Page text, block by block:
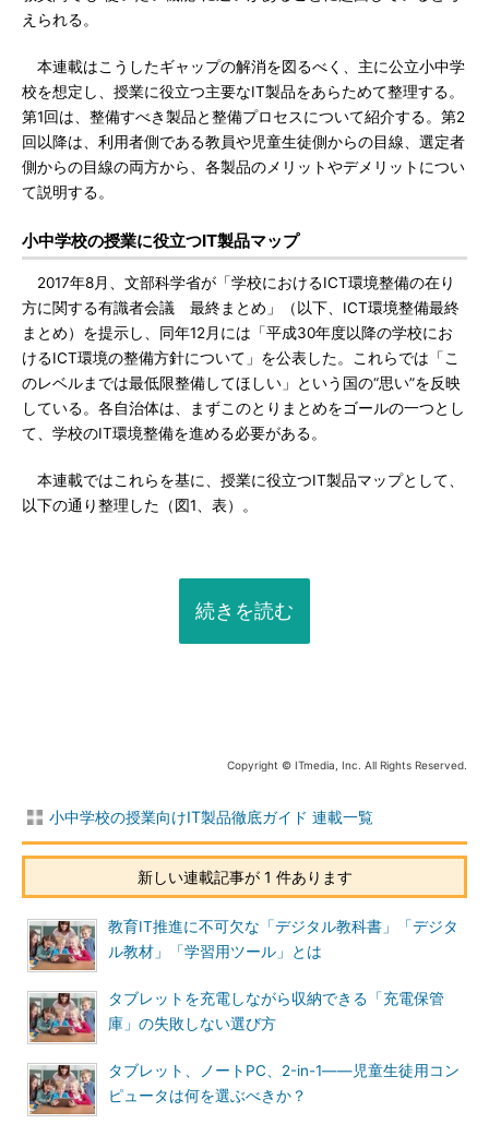
えられる。
本連載はこうしたギャップの解消を図るべく、主に公立小中学
校を想定し、授業に役立つ主要なIT製品をあらためて整理する。
第1回は、整備すべき製品と整備プロセスについて紹介する。第2
回以降は、利用者側である教員や児童生徒側からの目線、選定者
側からの目線の両方から、各製品のメリットやデメリットについ
て説明する。
小中学校の授業に役立つIT製品マップ
2017年8月、文部科学省が「学校におけるICT環境整備の在り
方に関する有識者会議 最終まとめ」（以下、ICT環境整備最終
まとめ）を提示し、同年12月には「平成30年度以降の学校にお
けるICT環境の整備方針について」を公表した。これらでは「こ
のレベルまでは最低限整備してほしい」という国の“思い”を反映
している。各自治体は、まずこのとりまとめをゴールの一つとし
て、学校のIT環境整備を進める必要がある。
本連載ではこれらを基に、授業に役立つIT製品マップとして、
以下の通り整理した（図1、表）。
続きを読む
Copyright © ITmedia, Inc. All Rights Reserved.
小中学校の授業向けIT製品徹底ガイド 連載一覧
新しい連載記事が 1 件あります
教育IT推進に不可欠な「デジタル教科書」「デジタ
ル教材」「学習用ツール」とは
タブレットを充電しながら収納できる「充電保管
庫」の失敗しない選び方
タブレット、ノートPC、2-in-1――児童生徒用コン
ピュータは何を選ぶべきか？